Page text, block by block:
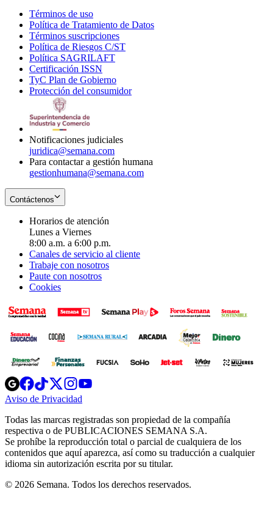
Términos de uso
in
new
window
Política de Tratamiento de Datos
Términos suscripciones
in
Política de Riesgos C/ST
Política SAGRILAFT
new
window
Certificación ISSN
in
new
TyC Plan de Gobierno
in
Protección del consumidorOpens
Notificaciones judiciales
juridica@semana.com
Para contactar a gestión humana
gestionhumana@semana.com
Contáctenos
Horarios de atención
Lunes a Viernes
8:00 a.m. a 6:00 p.m.
Canales de servicio al cliente
Trabaje con nosotros
Paute con nosotros
Cookies
Opens
in
new
Opens
in
new
Opens
in
new
window
Opens
new
windowwindow
Aviso de Privacidad
new
window
Todas las marcas registradas son propiedad de la compañía
respectiva o de PUBLICACIONES SEMANA S.A.
Se prohíbe la reproducción total o parcial de cualquiera de los
contenidos que aquí aparezca, así como su traducción a cualquier
idioma sin autorización escrita por su titular.
© 2026 Semana. Todos los derechos reservados.